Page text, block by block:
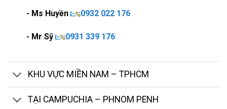
- Ms Huyền 0932 022 176
- Mr Sỹ 0931 339 176
KHU VỰC MIỀN NAM – TPHCM
TẠI CAMPUCHIA – PHNOM PENH